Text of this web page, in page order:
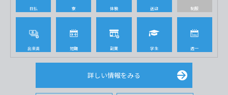
日払 寮 体験 送迎 制服
出来高 短期 副業 学生 週一
詳しい情報をみる